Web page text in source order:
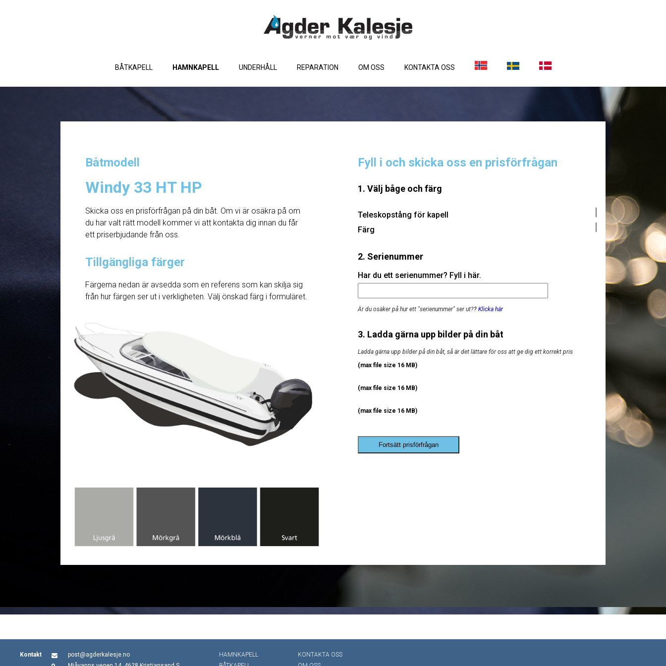
BÅTKAPELL HAMNKAPELL UNDERHÅLL REPARATION OM OSS KONTAKTA OSS
Båtmodell
Windy 33 HT HP
Skicka oss en prisförfrågan på din båt. Om vi ​​är osäkra på om
du har valt rätt modell kommer vi att kontakta dig innan du får
ett priserbjudande från oss.
Tillgängliga färger
Färgerna nedan är avsedda som en referens som kan skilja sig
från hur färgen ser ut i verkligheten. Välj önskad färg i formuläret.
Fyll i och skicka oss en prisförfrågan
1. Välj båge och färg
Teleskopstång för kapell
Färg
2. Serienummer
Har du ett serienummer? Fyll i här.
Är du osäker på hur ett "serienummer" ser ut?? Klicka här
3. Ladda gärna upp bilder på din båt
Ladda gärna upp bilder på din båt, så är det lättare för oss att ge dig ett korrekt pris
(max file size 16 MB)
(max file size 16 MB)
(max file size 16 MB)
Fortsätt prisförfrågan
Kontakt
post@agderkalesje.no
HAMNKAPELL
KONTAKTA OSS